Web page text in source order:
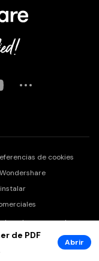
de PDF
Abrir
de cookies
derechos reservados.